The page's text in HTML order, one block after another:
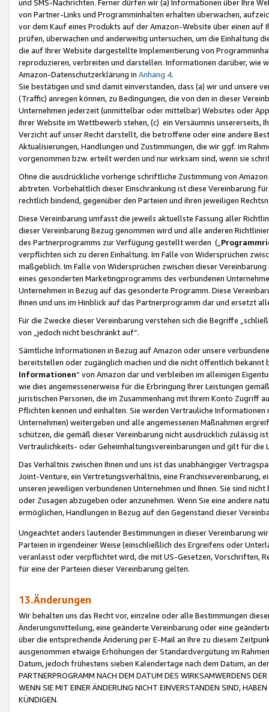
und SMS-Nachrichten. Ferner dürfen wir (a) Informationen über Ihre
von Partner-Links und Programminhalten erhalten überwachen,
vor dem Kauf eines Produkts auf der Amazon-Website über einen
prüfen, überwachen und anderweitig untersuchen, um die Einhaltung
die auf Ihrer Website dargestellte Implementierung von
reproduzieren, verbreiten und darstellen. Informationen darüber, wie
Amazon-Datenschutzerklärung in Anhang 4.
Sie bestätigen und sind damit einverstanden, dass (a) wir und
(Traffic) anregen können, zu Bedingungen, die von den in dieser
Unternehmen jederzeit (unmittelbar oder mittelbar) Websites oder
Ihrer Website im Wettbewerb stehen, (c) ein Versäumnis unsererseits,
Verzicht auf unser Recht darstellt, die betroffene oder eine andere
Aktualisierungen, Handlungen und Zustimmungen, die wir ggf. im
vorgenommen bzw. erteilt werden und nur wirksam sind, wenn sie
Ohne die ausdrückliche vorherige schriftliche Zustimmung von
abtreten. Vorbehaltlich dieser Einschränkung ist diese Vereinbarung
rechtlich bindend, gegenüber den Parteien und ihren jeweiligen
Diese Vereinbarung umfasst die jeweils aktuellste Fassung aller
dieser Vereinbarung Bezug genommen wird und alle anderen
des Partnerprogramms zur Verfügung gestellt werden („
verpflichten sich zu deren Einhaltung. Im Falle von Widersprüchen
maßgeblich. Im Falle von Widersprüchen zwischen dieser
eines gesonderten Marketingprogramms des verbundenen
Unternehmen in Bezug auf das gesonderte Programm. Diese
Ihnen und uns im Hinblick auf das Partnerprogramm dar und ersetzt
Für die Zwecke dieser Vereinbarung verstehen sich die Begriffe
von „jedoch nicht beschränkt auf“.
Sämtliche Informationen in Bezug auf Amazon oder unsere
bereitstellen oder zugänglich machen und die nicht öffentlich
Informationen“ von Amazon dar und verbleiben im alleinigen
wie dies angemessenerweise für die Erbringung Ihrer Leistungen
juristischen Personen, die im Zusammenhang mit Ihrem Konto
Pflichten kennen und einhalten. Sie werden Vertrauliche
Unternehmen) weitergeben und alle angemessenen Maßnahmen
schützen, die gemäß dieser Vereinbarung nicht ausdrücklich zulässig
Vertraulichkeits- oder Geheimhaltungsvereinbarungen und gilt für die
Das Verhältnis zwischen Ihnen und uns ist das unabhängiger
Joint-Venture, ein Vertretungsverhältnis, eine Franchisevereinbarung,
unseren jeweiligen verbundenen Unternehmen und Ihnen. Sie sind
oder Zusagen abzugeben oder anzunehmen. Wenn Sie eine andere
ermöglichen, Handlungen in Bezug auf den Gegenstand dieser
Ungeachtet anders lautender Bestimmungen in dieser Vereinbarung
Parteien in irgendeiner Weise (einschließlich des Ergreifens oder
veranlasst oder verpflichtet wird, die mit US-Gesetzen, Vorschriften,
für eine der Parteien dieser Vereinbarung gelten.
13.Änderungen
Wir behalten uns das Recht vor, einzelne oder alle Bestimmungen
Änderungsmitteilung, eine geänderte Vereinbarung oder eine
über die entsprechende Änderung per E-Mail an Ihre zu diesem
ausgenommen etwaige Erhöhungen der Standardvergütung im
Datum, jedoch frühestens sieben Kalendertage nach dem Datum, an
PARTNERPROGRAMM NACH DEM DATUM DES WIRKSAMWERDENS
WENN SIE MIT EINER ÄNDERUNG NICHT EINVERSTANDEN SIND,
KÜNDIGEN.